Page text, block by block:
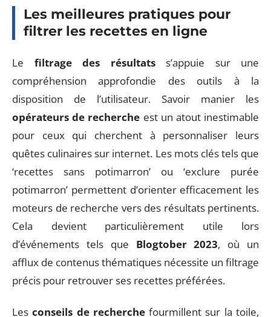
Les meilleures pratiques pour
filtrer les recettes en ligne
Le filtrage des résultatss’appuie sur une
compréhension approfondie des outils à la
disposition de l’utilisateur. Savoir manier les
opérateurs de recherche est un atout inestimable
pour ceux qui cherchent à personnaliser leurs
quêtes culinaires sur internet. Les mots clés tels que
‘recettes sans potimarron’ ou ‘exclure purée
potimarron’ permettent d’orienter efficacement les
moteurs de recherche vers des résultats pertinents.
Cela devient particulièrement utile lors
d’événements tels que Blogtober 2023, où un
afflux de contenus thématiques nécessite un filtrage
précis pour retrouver ses recettes préférées.
Lesconseils de recherchefourmillent sur la toile,